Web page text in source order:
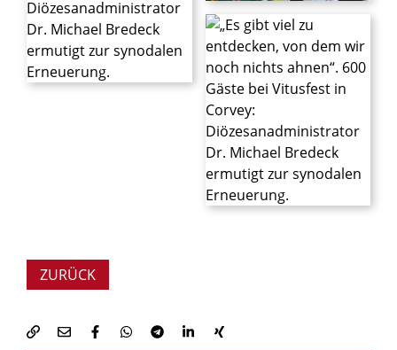
© Kirchengemeinde Corvey
© Kirchengemeinde Corvey
ZURÜCK